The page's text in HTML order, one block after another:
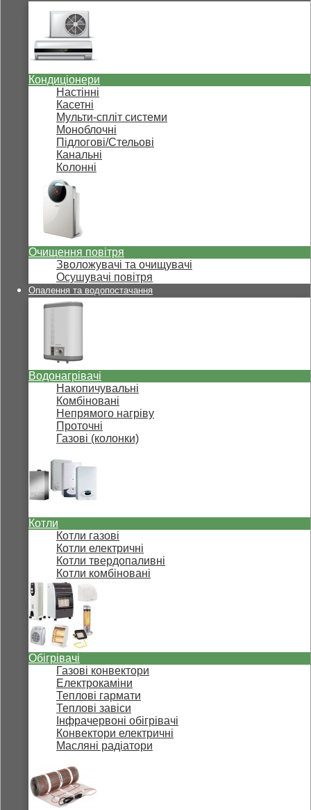
Кондиціонери
Настінні
Касетні
Мульти-спліт системи
Моноблочні
Підлогові/Стельові
Канальні
Колонні
Очищення повітря
Зволожувачі та очищувачі
Осушувачі повітря
Опалення та водопостачання
Водонагрівачі
Накопичувальні
Комбіновані
Непрямого нагріву
Проточні
Газові (колонки)
Котли
Котли газові
Котли електричні
Котли твердопаливні
Котли комбіновані
Обігрівачі
Газові конвектори
Електрокаміни
Теплові гармати
Теплові завіси
Інфрачервоні обігрівачі
Конвектори електричні
Масляні радіатори